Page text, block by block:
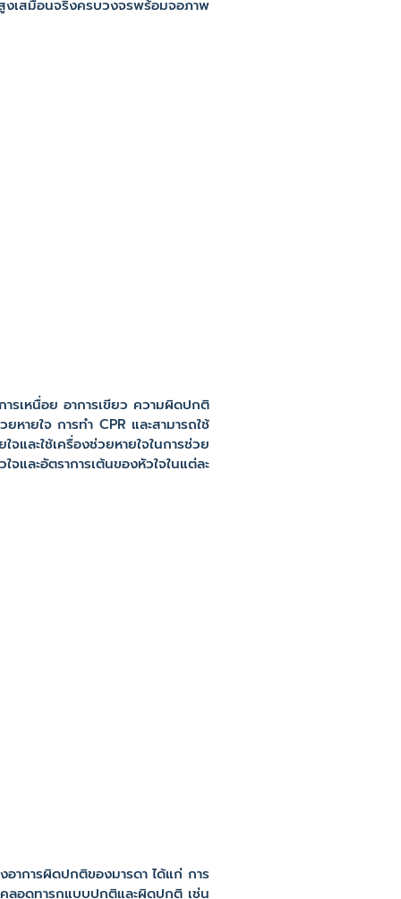
เสมือนจริงครบวงจรพร้อมจอภาพ
รเหนื่อย อาการเขียว ความผิดปกติ
ายใจ การทำ CPR และสามารถใช้
และใช้เครื่องช่วยหายใจในการช่วย
และอัตราการเต้นของหัวใจในแต่ละ
าการผิดปกติของมารดา ได้แก่ การ
คลอดทารกแบบปกติและผิดปกติ เช่น